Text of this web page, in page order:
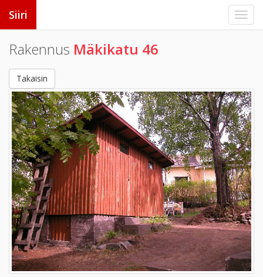
Siiri
Rakennus Mäkikatu 46
Takaisin